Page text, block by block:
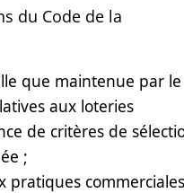
du Code de la
que maintenue par le
aux loteries
de critères de
;
pratiques commerciales